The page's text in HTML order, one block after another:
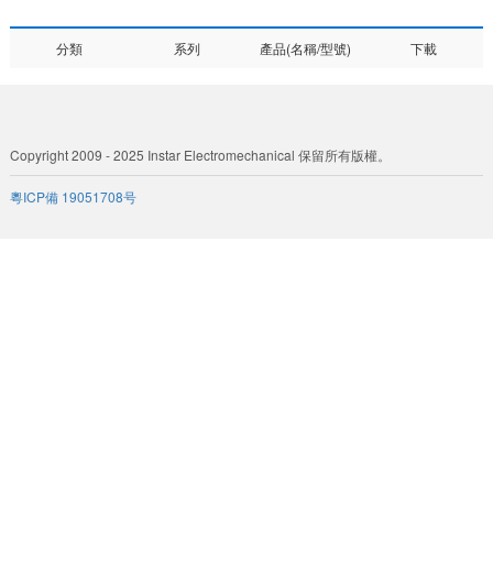
分類 系列 產品(名稱/型號) 下載
Copyright 2009 - 2025 Instar Electromechanical 保留所有版權。
粵ICP備 19051708号